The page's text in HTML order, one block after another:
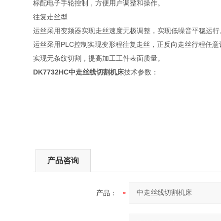
标配电子手轮控制，方便用户调整和操作。
往复走丝型
运丝采用变频器实现走丝速度无极调整，实现低噪音平稳运行
运丝采用PLC控制实现变形程往复走丝，正反向走丝行程任意
实现无条纹切割，提高加工工件表面质量。
DK7732HC中走丝线切割机床技术参数：
产品咨询
产品：